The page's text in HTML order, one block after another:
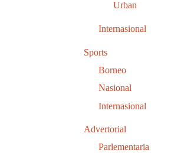
Urban
Internasional
Sports
Borneo
Nasional
Internasional
Advertorial
Parlementaria